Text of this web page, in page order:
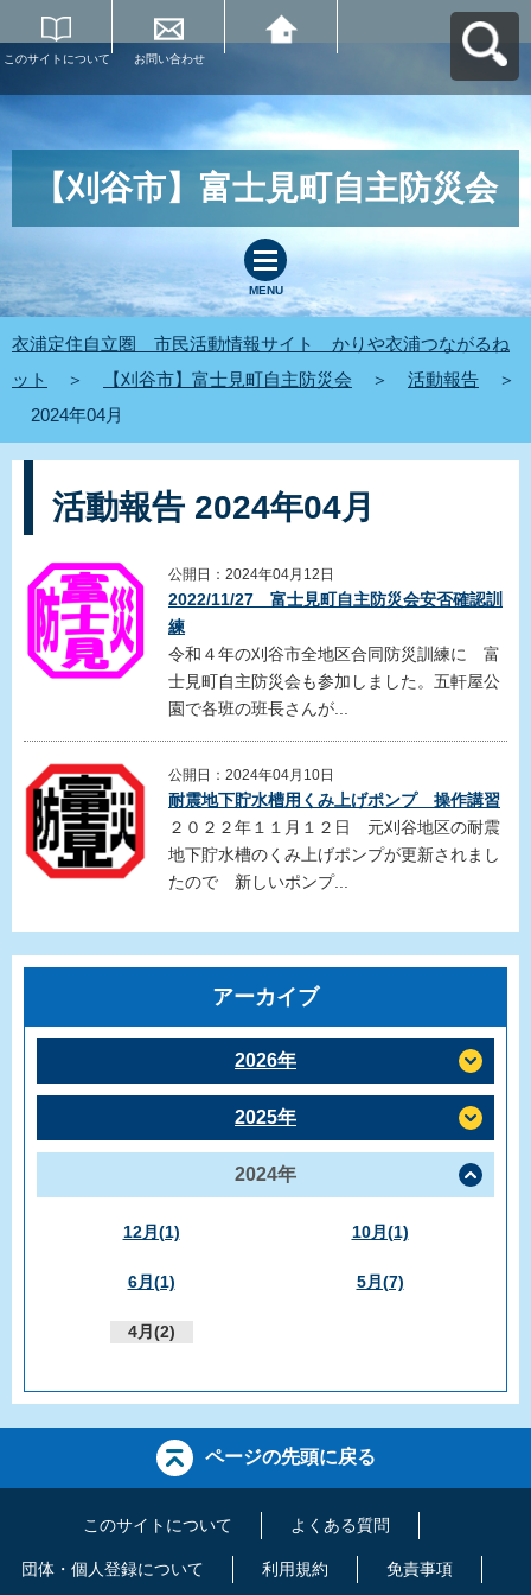
このサイトについて お問い合わせ
ねットへ戻る
【刈谷市】富士見町自主防災会
MENU
衣浦定住自立圏 市民活動情報サイト かりや衣浦つながるね
ット
＞ 【刈谷市】富士見町自主防災会 ＞ 活動報告
＞
2024年04月
活動報告 2024年04月
公開日：2024年04月12日
2022/11/27 富士見町自主防災会安否確認訓
練
令和４年の刈谷市全地区合同防災訓練に 富
士見町自主防災会も参加しました。五軒屋公
園で各班の班長さんが...
公開日：2024年04月10日
耐震地下貯水槽用くみ上げポンプ 操作講習
２０２２年１１月１２日 元刈谷地区の耐震
地下貯水槽のくみ上げポンプが更新されまし
たので 新しいポンプ...
アーカイブ
2026年
2025年
2024年
12月(1) 10月(1)
6月(1) 5月(7)
4月(2)
ページの先頭に戻る
このサイトについて よくある質問
団体・個人登録について 利用規約 免責事項